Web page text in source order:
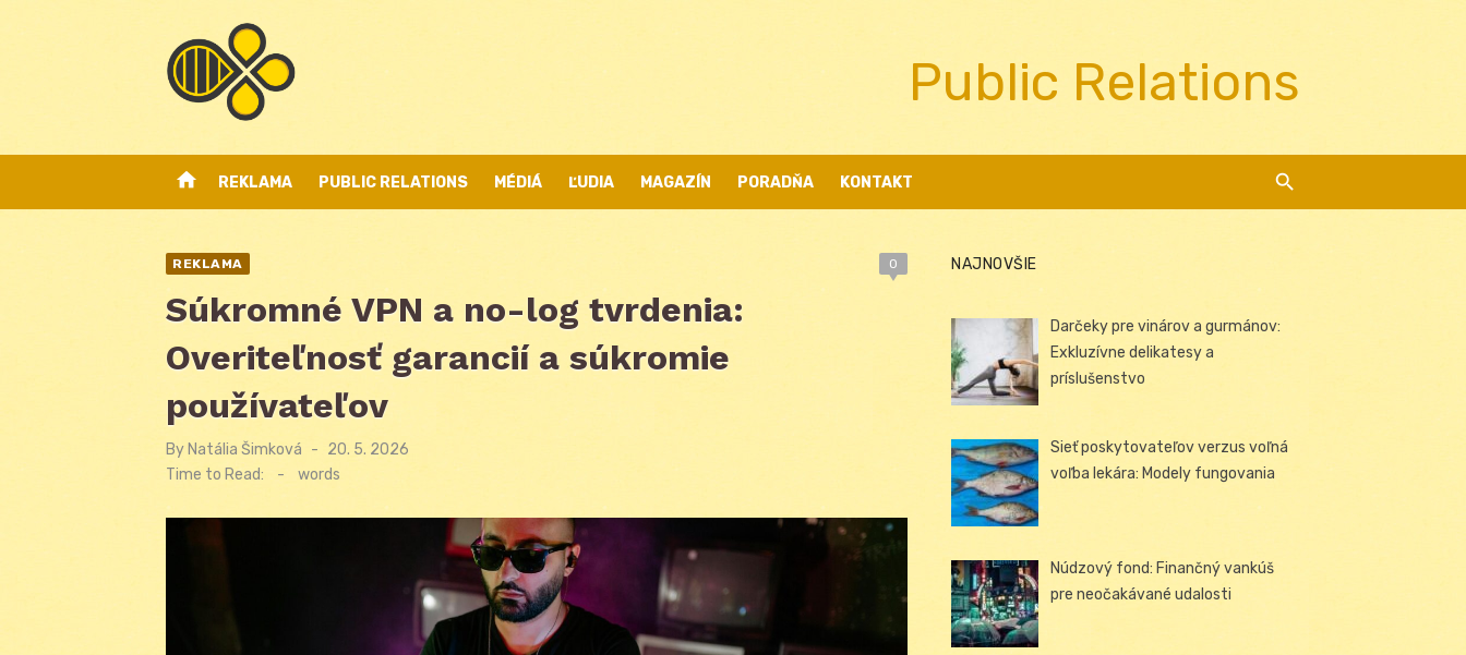
Public Relations
home REKLAMA PUBLIC RELATIONS MÉDIÁ ĽUDIA MAGAZÍN PORADŇA KONTAKT
REKLAMA 0
Súkromné VPN a no-log tvrdenia:
Overiteľnosť garancií a súkromie
používateľov
By Natália Šimková
Posted
on
20. 5. 2026
Time to Read:
- words
NAJNOVŠIE
Darčeky pre vinárov a gurmánov:
Exkluzívne delikatesy a
príslušenstvo
Sieť poskytovateľov verzus voľná
voľba lekára: Modely fungovania
Núdzový fond: Finančný vankúš
pre neočakávané udalosti